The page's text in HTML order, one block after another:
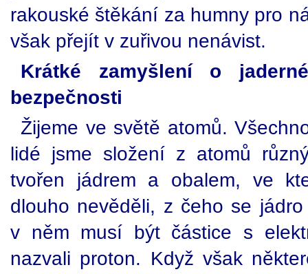
rakouské štěkání za humny pro
však přejít v zuřivou nenávist.
Krátké zamyšlení o
bezpečnosti
Žijeme ve světě atomů.
lidé jsme složení z atomů
tvořen jádrem a obalem, ve
dlouho nevěděli, z čeho se
v něm musí být částice s
nazvali proton. Když však